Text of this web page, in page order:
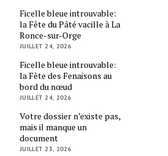
Ficelle bleue introuvable:
la Fête du Pâté vacille à La
Ronce-sur-Orge
JUILLET 24, 2026
Ficelle bleue introuvable:
la Fête des Fenaisons au
bord du nœud
JUILLET 24, 2026
Votre dossier n’existe pas,
mais il manque un
document
JUILLET 23, 2026